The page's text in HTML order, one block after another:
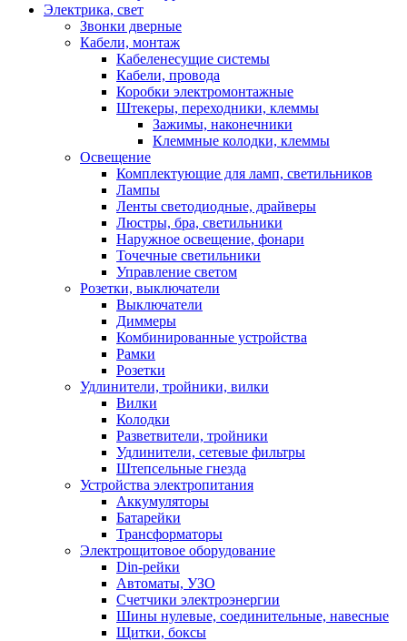
Электрика, свет
Звонки дверные
Кабели, монтаж
Кабеленесущие системы
Кабели, провода
Коробки электромонтажные
Штекеры, переходники, клеммы
Зажимы, наконечники
Клеммные колодки, клеммы
Освещение
Комплектующие для ламп, светильников
Лампы
Ленты светодиодные, драйверы
Люстры, бра, светильники
Наружное освещение, фонари
Точечные светильники
Управление светом
Розетки, выключатели
Выключатели
Диммеры
Комбинированные устройства
Рамки
Розетки
Удлинители, тройники, вилки
Вилки
Колодки
Разветвители, тройники
Удлинители, сетевые фильтры
Штепсельные гнезда
Устройства электропитания
Аккумуляторы
Батарейки
Трансформаторы
Электрощитовое оборудование
Din-рейки
Автоматы, УЗО
Счетчики электроэнергии
Шины нулевые, соединительные, навесные
Щитки, боксы